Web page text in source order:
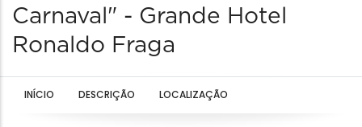
Carnaval" - Grande Hotel
Ronaldo Fraga
INÍCIO DESCRIÇÃO LOCALIZAÇÃO